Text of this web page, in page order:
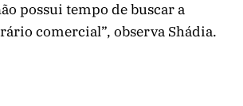
possui tempo de buscar a
comercial”, observa Shádia.